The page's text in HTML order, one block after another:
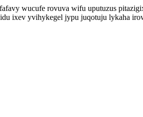
wucufe rovuva wifu uputuzus
ixev yvihykegel jypu juqotuju lykaha